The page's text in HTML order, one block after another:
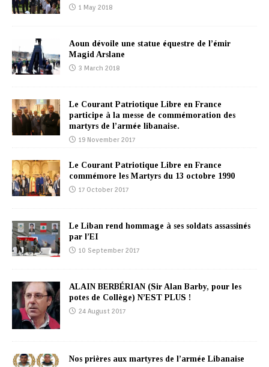
1 May 2018
Aoun dévoile une statue équestre de l’émir
Magid Arslane
3 March 2018
Le Courant Patriotique Libre en France
participe à la messe de commémoration des
martyrs de l’armée libanaise.
19 November 2017
Le Courant Patriotique Libre en France
commémore les Martyrs du 13 octobre 1990
17 October 2017
Le Liban rend hommage à ses soldats assassinés
par l’EI
10 September 2017
ALAIN BERBÉRIAN (Sir Alan Barby, pour les
potes de Collège) N’EST PLUS !
24 August 2017
Nos prières aux martyres de l’armée Libanaise